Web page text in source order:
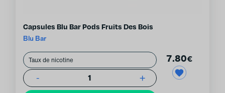
Capsules Blu Bar Pods Fruits Des Bois
Blu Bar
- 1 +
7.80€